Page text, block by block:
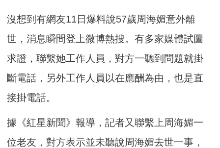
沒想到有網友11日爆料說57歲周海媚意外離
世，消息瞬間登上微博熱搜。有多家媒體試圖
求證，聯繫她工作人員，對方一聽到問題就掛
斷電話，另外工作人員以在應酬為由，也是直
接掛電話。
據《紅星新聞》報導，記者又聯繫上周海媚一
位老友，對方表示並未聽說周海媚去世一事，